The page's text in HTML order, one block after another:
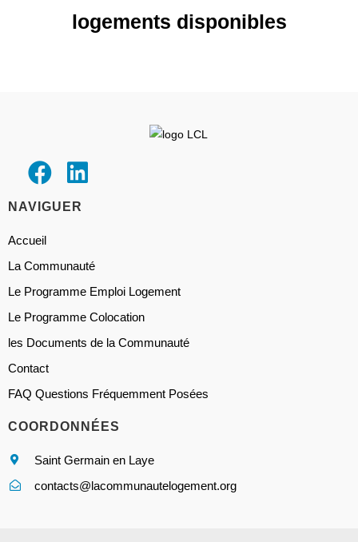
logements disponibles
NAVIGUER
Accueil
La Communauté
Le Programme Emploi Logement
Le Programme Colocation
les Documents de la Communauté
Contact
FAQ Questions Fréquemment Posées
COORDONNÉES
Saint Germain en Laye
contacts@lacommunautelogement.org